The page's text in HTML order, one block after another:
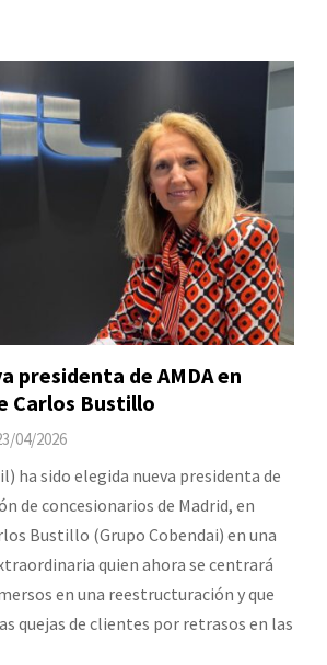
presidenta de AMDA en
Carlos Bustillo
04/2026
ha sido elegida nueva presidenta de
de concesionarios de Madrid, en
Bustillo (Grupo Cobendai) en una
quien ahora se centrará
en una reestructuración y que
quejas de clientes por retrasos en las